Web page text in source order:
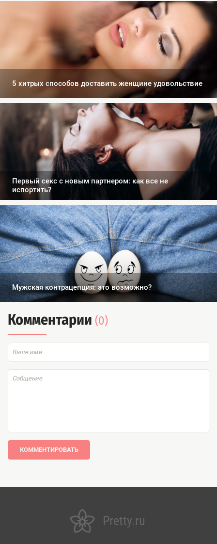
5 хитрых способов доставить женщине удовольствие
Первый секс с новым партнером: как все не
испортить?
Мужская контрацепция: это возможно?
Комментарии (0)
КОММЕНТИРОВАТЬ
Pretty.ru